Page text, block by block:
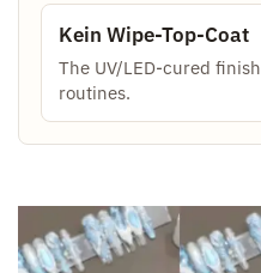
Kein Wipe-Top-Coat
The UV/LED-cured
routines.